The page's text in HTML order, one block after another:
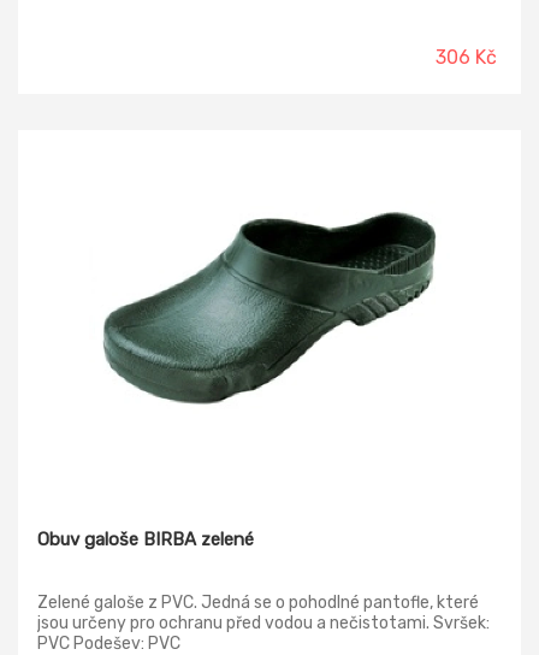
vyhnete bolesti a otoku chodidel. Nová podrážka je vysoce
stabilní, pevná a odlehčená. Díky vysoké kvalitě zaručujeme
306 Kč
Obuv galoše BIRBA zelené
Zelené galoše z PVC. Jedná se o pohodlné pantofle, které
jsou určeny pro ochranu před vodou a nečistotami. Svršek:
PVC Podešev: PVC